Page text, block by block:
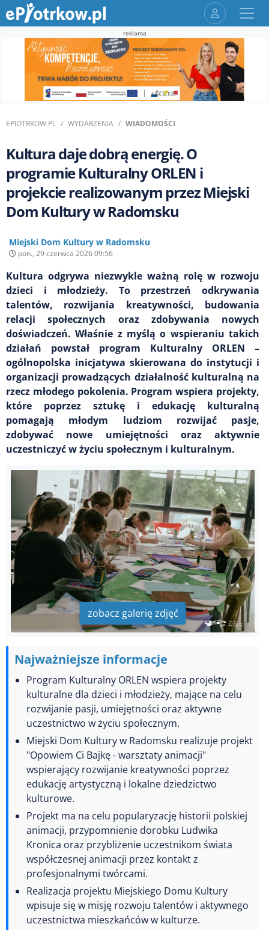
reklama
EPIOTRKOW.PL WYDARZENIA WIADOMOŚCI
Kultura daje dobrą energię. O
programie Kulturalny ORLEN i
projekcie realizowanym przez Miejski
Dom Kultury w Radomsku
Miejski Dom Kultury w Radomsku
pon., 29 czerwca 2026 09:56
Kultura odgrywa niezwykle ważną rolę w rozwoju
dzieci i młodzieży. To przestrzeń odkrywania
talentów, rozwijania kreatywności, budowania
relacji społecznych oraz zdobywania nowych
doświadczeń. Właśnie z myślą o wspieraniu takich
działań powstał program Kulturalny ORLEN –
ogólnopolska inicjatywa skierowana do instytucji i
organizacji prowadzących działalność kulturalną na
rzecz młodego pokolenia. Program wspiera projekty,
które poprzez sztukę i edukację kulturalną
pomagają młodym ludziom rozwijać pasje,
zdobywać nowe umiejętności oraz aktywnie
uczestniczyć w życiu społecznym i kulturalnym.
zobacz galerię zdjęć
Najważniejsze informacje
Program Kulturalny ORLEN wspiera projekty
kulturalne dla dzieci i młodzieży, mające na celu
rozwijanie pasji, umiejętności oraz aktywne
uczestnictwo w życiu społecznym.
Miejski Dom Kultury w Radomsku realizuje projekt
"Opowiem Ci Bajkę - warsztaty animacji"
wspierający rozwijanie kreatywności poprzez
edukację artystyczną i lokalne dziedzictwo
kulturowe.
Projekt ma na celu popularyzację historii polskiej
animacji, przypomnienie dorobku Ludwika
Kronica oraz przybliżenie uczestnikom świata
współczesnej animacji przez kontakt z
profesjonalnymi twórcami.
Realizacja projektu Miejskiego Domu Kultury
wpisuje się w misję rozwoju talentów i aktywnego
uczestnictwa mieszkańców w kulturze.